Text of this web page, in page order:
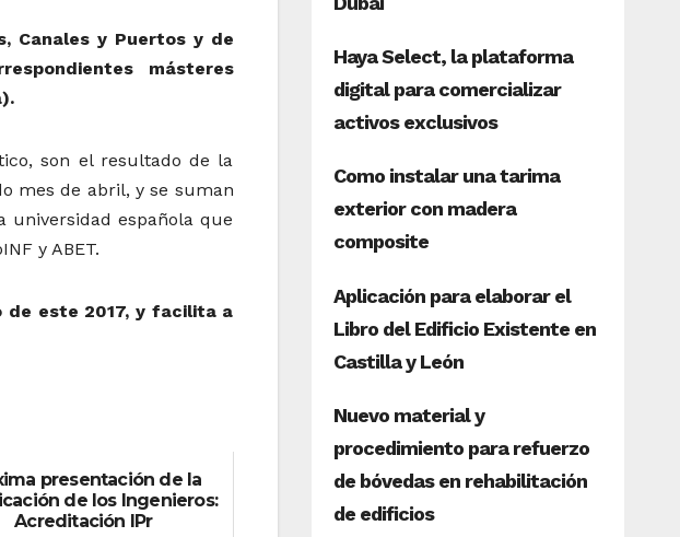
Canales y Puertos y de
másteres
son el resultado de la
mes de abril, y se suman
universidad española que
y ABET.
de este 2017, y facilita a
presentación de la
de los Ingenieros:
Acreditación IPr